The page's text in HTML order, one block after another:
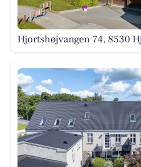
Hjortshøjvangen 74, 8530